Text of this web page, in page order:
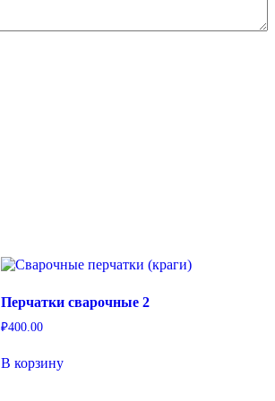
Перчатки сварочные 2
₽400.00
В корзину